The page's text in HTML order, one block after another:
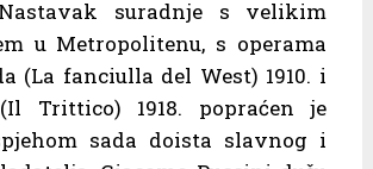
suradnje s velikim
u Metropolitenu, s operama
(La fanciulla del West) 1910. i
Trittico) 1918. popraćen je
sada doista slavnog i